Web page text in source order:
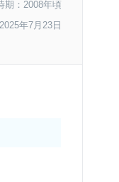
期：2008年頃
年7月23日